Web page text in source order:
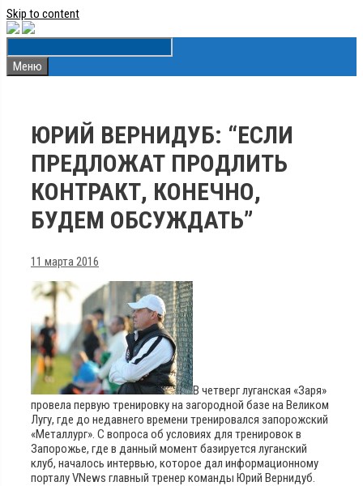
Skip to content
Меню
ЮРИЙ ВЕРНИДУБ: “ЕСЛИ
ПРЕДЛОЖАТ ПРОДЛИТЬ
КОНТРАКТ, КОНЕЧНО,
БУДЕМ ОБСУЖДАТЬ”
11 марта 2016
В четверг луганская «Заря»
провела первую тренировку на загородной базе на Великом
Лугу, где до недавнего времени тренировался запорожский
«Металлург». С вопроса об условиях для тренировок в
Запорожье, где в данный момент базируется луганский
клуб, началось интервью, которое дал информационному
порталу VNews главный тренер команды Юрий Вернидуб.